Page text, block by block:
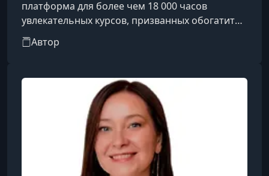
платформа для более чем 18 000 часов
увлекательных курсов, призванных обогатить
и улучшить вашу жизнь. Академически
всеобъемлющие и неустанно увлекательные,
протяжении всей жизни встретиться лицом к
лицу с величайшими профессорами мира и
профильными экспертами по самым разным
темам: от науки и истории до философии и
религии, путешествий и профессионального
роста. Всегда без рекл
Автор